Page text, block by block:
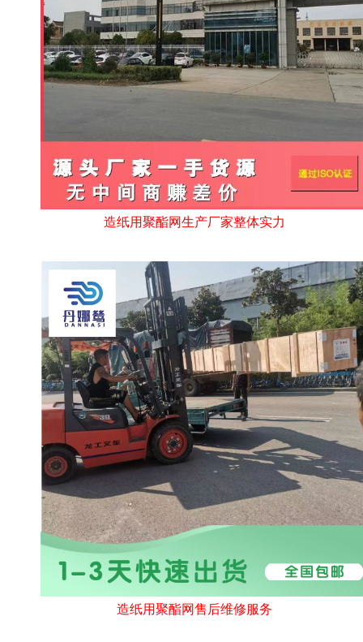
造纸用聚酯网生产厂家整体实力
造纸用聚酯网售后维修服务